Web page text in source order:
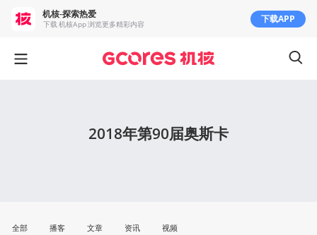
2018年第90届奥斯卡
全部 播客 文章 资讯 视频
机核-探索热爱
下载 机核App 浏览更多精彩内容 下载APP